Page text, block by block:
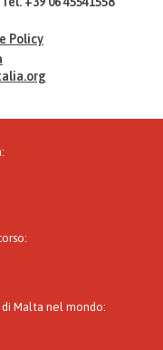
Policy
Malta nel mondo: